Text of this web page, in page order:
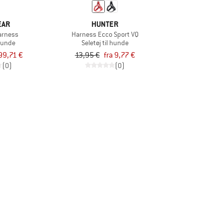
€
(0)
HUNTER
Harness Ecco Sport VQ
Seletøj til hunde
13,95 € fra 9,77 €
(0)